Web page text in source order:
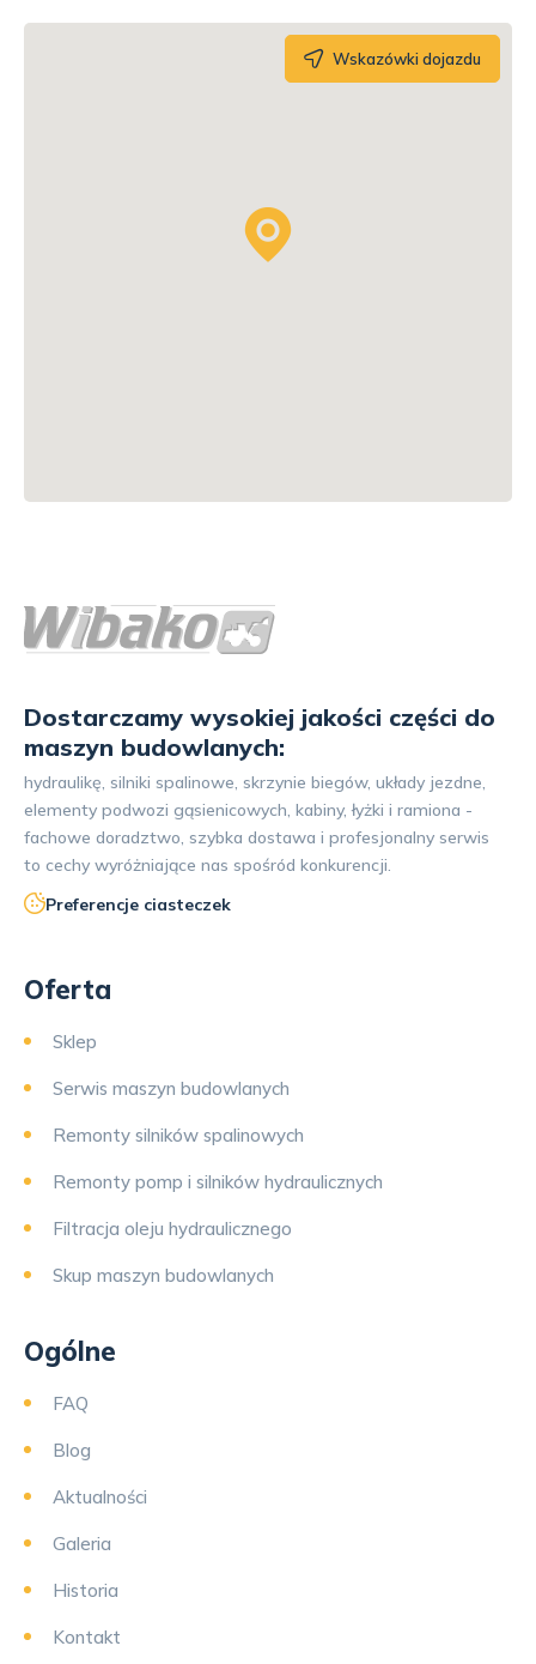
Wskazówki dojazdu
Dostarczamy wysokiej jakości części do
maszyn budowlanych:
hydraulikę, silniki spalinowe, skrzynie biegów, układy jezdne,
elementy podwozi gąsienicowych, kabiny, łyżki i ramiona -
fachowe doradztwo, szybka dostawa i profesjonalny serwis
to cechy wyróżniające nas spośród konkurencji.
Preferencje ciasteczek
Oferta
Sklep
Serwis maszyn budowlanych
Remonty silników spalinowych
Remonty pomp i silników hydraulicznych
Filtracja oleju hydraulicznego
Skup maszyn budowlanych
Ogólne
FAQ
Blog
Aktualności
Galeria
Historia
Kontakt